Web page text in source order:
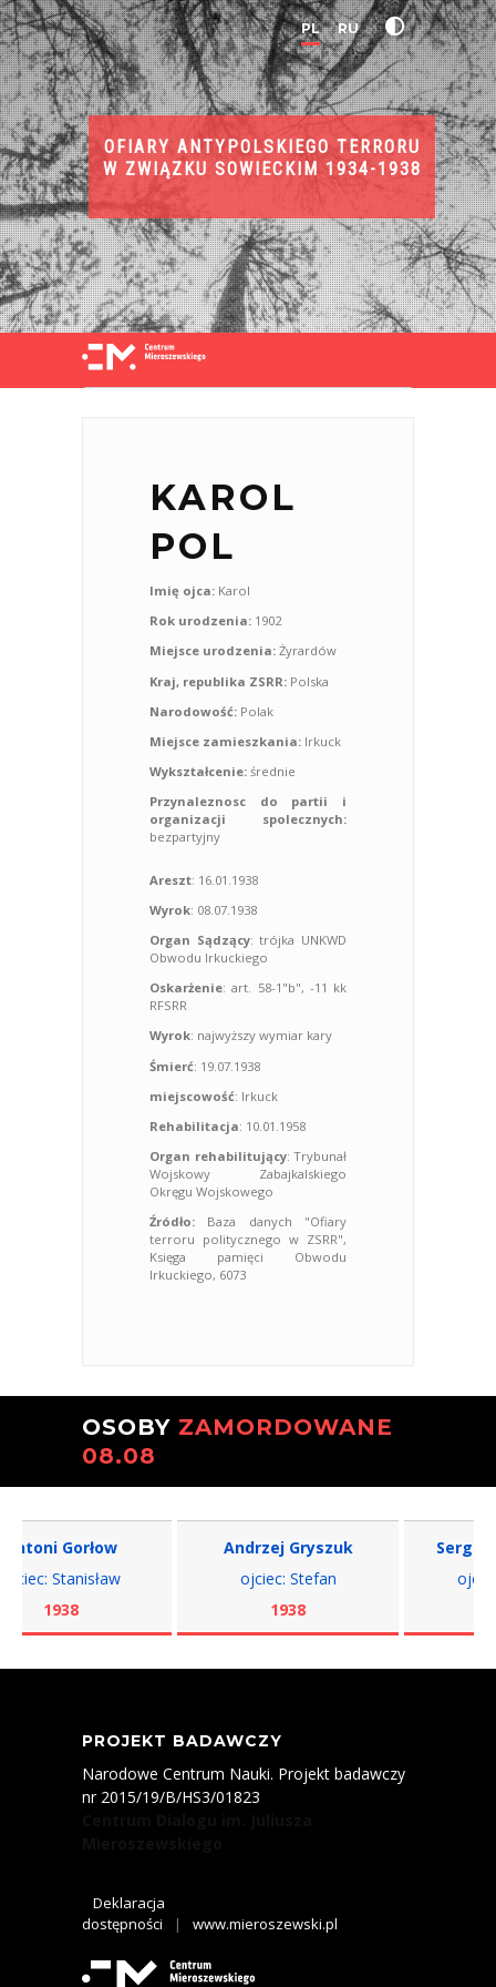
PL RU
OFIARY ANTYPOLSKIEGO TERRORU
W ZWIĄZKU SOWIECKIM 1934-1938
KAROL
POL
Imię ojca: Karol
Rok urodzenia: 1902
Miejsce urodzenia: Żyrardów
Kraj, republika ZSRR: Polska
Narodowość: Polak
Miejsce zamieszkania: Irkuck
Wykształcenie: średnie
Przynaleznosc do partii i
organizacji spolecznych:
bezpartyjny
Areszt: 16.01.1938
Wyrok: 08.07.1938
Organ Sądzący: trójka UNKWD
Obwodu Irkuckiego
Oskarżenie: art. 58-1"b", -11 kk
RFSRR
Wyrok: najwyższy wymiar kary
Śmierć: 19.07.1938
miejscowość: Irkuck
Rehabilitacja: 10.01.1958
Organ rehabilitujący: Trybunał
Wojskowy Zabajkalskiego
Okręgu Wojskowego
Źródło: Baza danych "Ofiary
terroru politycznego w ZSRR",
Księga pamięci Obwodu
Irkuckiego, 6073
OSOBY ZAMORDOWANE
08.08
Gorłow
Stanisław
1938
Andrzej Gryszuk
ojciec: Stefan
1938
Sergiusz
ojciec:
PROJEKT BADAWCZY
Narodowe Centrum Nauki. Projekt badawczy
nr 2015/19/B/HS3/01823
Deklaracja
dostępności
| www.mieroszewski.pl